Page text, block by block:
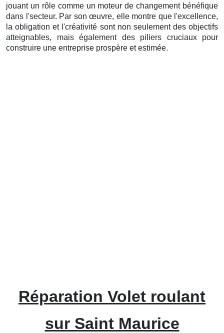
jouant un rôle comme un moteur de changement bénéfique
dans l'secteur. Par son œuvre, elle montre que l'excellence,
la obligation et l'créativité sont non seulement des objectifs
atteignables, mais également des piliers cruciaux pour
construire une entreprise prospère et estimée.
Réparation Volet roulant
sur Saint Maurice